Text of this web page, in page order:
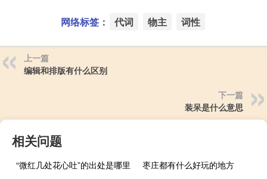
网络标签： 代词 物主 词性
上一篇
编辑和排版有什么区别
下一篇
装呆是什么意思
相关问题
“微红几处花心吐”的出处是哪里
枣庄都有什么好玩的地方